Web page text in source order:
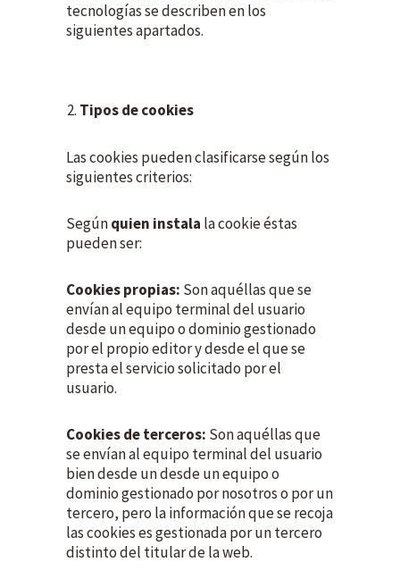
tecnologías se describen en los
siguientes apartados.
Tipos de cookies
Las cookies pueden clasificarse según los
siguientes criterios:
Segúnquien instala la cookie éstas
pueden ser:
Cookies propias: Son aquéllas que se
envían al equipo terminal del usuario
desde un equipo o dominio gestionado
por el propio editor y desde el que se
presta el servicio solicitado por el
usuario.
Cookies de terceros: Son aquéllas que
se envían al equipo terminal del usuario
bien desde un desde un equipo o
dominio gestionado por nosotros o por un
tercero, pero la información que se recoja
las cookies es gestionada por un tercero
distinto del titular de la web.